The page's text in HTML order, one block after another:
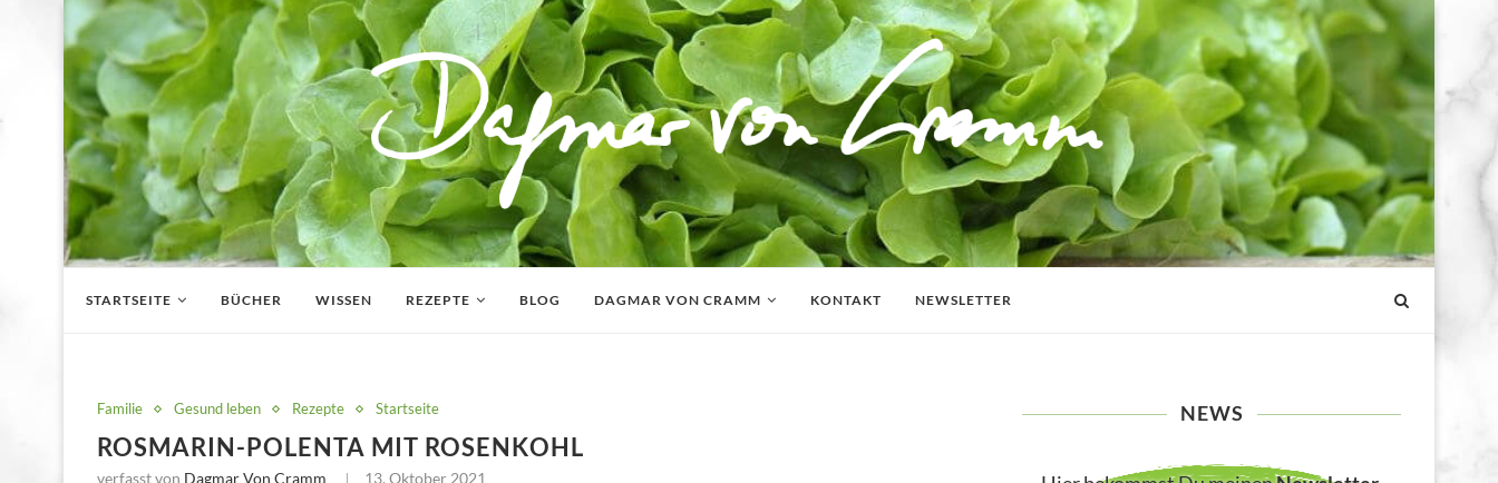
STARTSEITE BÜCHER WISSEN REZEPTE BLOG DAGMAR VON CRAMM KONTAKT NEWSLETTER
Familie Gesund leben Rezepte Startseite
ROSMARIN-POLENTA MIT ROSENKOHL
verfasst von Dagmar Von Cramm 13. Oktober 2021
NEWS